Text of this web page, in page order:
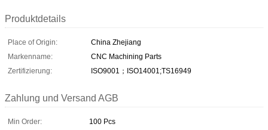
Produktdetails
Place of Origin:
China Zhejiang
Markenname:
CNC Machining Parts
Zertifizierung:
ISO9001；ISO14001;TS16949
Zahlung und Versand AGB
Min Order:
100 Pcs